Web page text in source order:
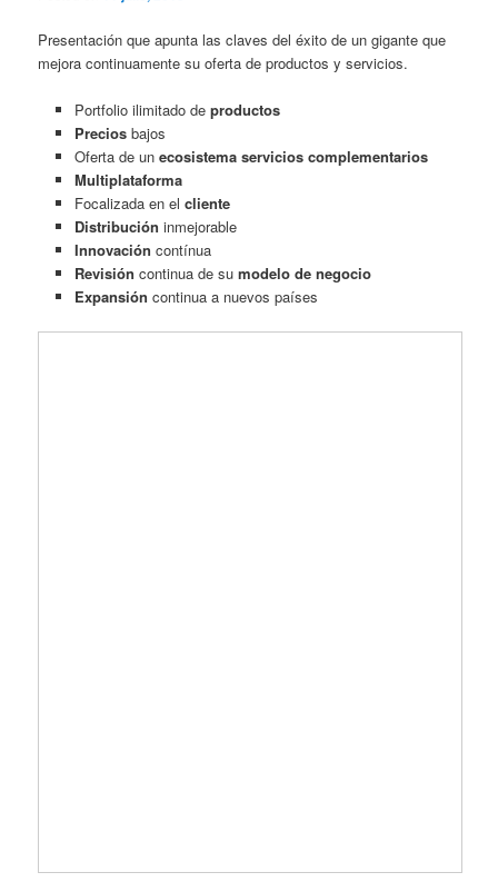
Presentación que apunta las claves del éxito de un gigante que
mejora continuamente su oferta de productos y servicios.
Portfolio ilimitado de productos
Precios bajos
Oferta de unecosistema servicios complementarios
Multiplataforma
Focalizada en el cliente
Distribución inmejorable
Innovación contínua
Revisión continua de su modelo de negocio
Expansión continua a nuevos países